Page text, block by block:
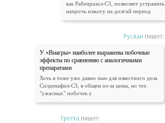
как Рабепразол-СЗ, позволяет устранить
напрочь изжогу на долгий период
Руслан пишет:
У «Виагры» наиболее выражены побочные
эффекты по сравнению с аналогичными
препаратами
Хоть я тоже уже давно пью для известного дела
Силденафил-СЗ, в общем из-за цены, но тех
"ужасных" побочек у
Гретта пишет: